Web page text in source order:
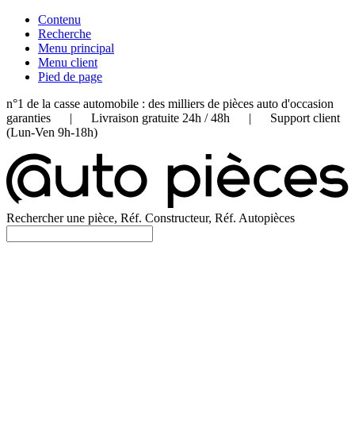
Contenu
Recherche
Menu principal
Menu client
Pied de page
n°1 de la casse automobile : des milliers de pièces auto d'occasion
garanties | Livraison gratuite 24h / 48h | Support client
(Lun-Ven 9h-18h)
Rechercher une pièce, Réf. Constructeur, Réf. Autopièces